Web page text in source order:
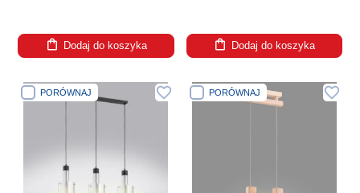
Dodaj do koszyka Dodaj do koszyka
PORÓWNAJ PORÓWNAJ